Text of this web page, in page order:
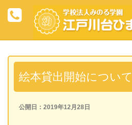
絵本貸出開始について
公開日：2019年12月28日